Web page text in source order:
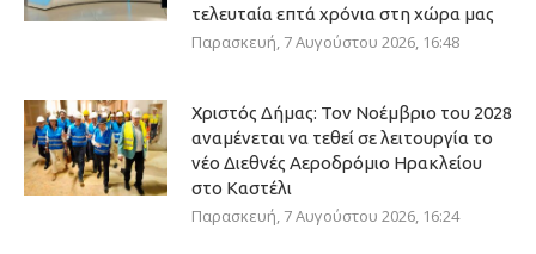
τελευταία επτά χρόνια στη χώρα μας
Παρασκευή, 7 Αυγούστου 2026, 16:48
Χριστός Δήμας: Τον Νοέμβριο του 2028
αναμένεται να τεθεί σε λειτουργία το
νέο Διεθνές Αεροδρόμιο Ηρακλείου
στο Καστέλι
Παρασκευή, 7 Αυγούστου 2026, 16:24